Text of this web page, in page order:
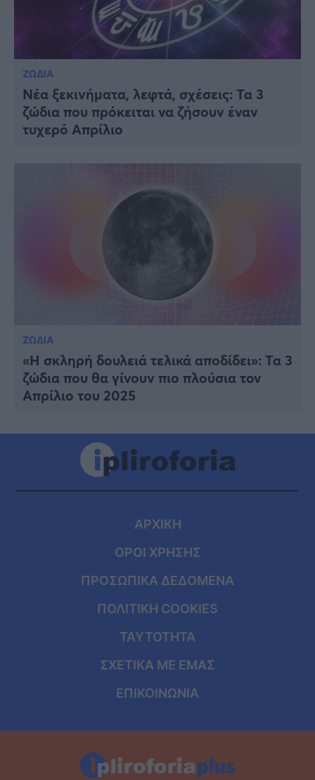
ΖΩΔΙΑ
Νέα ξεκινήματα, λεφτά, σχέσεις: Τα 3
ζώδια που πρόκειται να ζήσουν έναν
τυχερό Απρίλιο
ΖΩΔΙΑ
«Η σκληρή δουλειά τελικά αποδίδει»: Τα 3
ζώδια που θα γίνουν πιο πλούσια τον
Απρίλιο του 2025
ΑΡΧΙΚΗ
ΟΡΟΙ ΧΡΗΣΗΣ
ΠΡΟΣΩΠΙΚΑ ΔΕΔΟΜΕΝΑ
ΠΟΛΙΤΙΚΗ COOKIES
ΤΑΥΤΟΤΗΤΑ
ΣΧΕΤΙΚΑ ΜΕ ΕΜΑΣ
ΕΠΙΚΟΙΝΩΝΙΑ